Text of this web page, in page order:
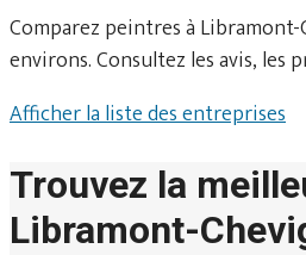
Comparez peintres à Libramont-
environs. Consultez les avis, les
Afficher la liste des entreprises
Trouvez la
Libramont-